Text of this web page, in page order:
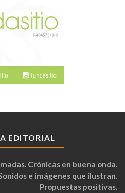
EDITORIAL
Crónicas en buena onda.
e imágenes que ilustran.
Propuestas positivas.